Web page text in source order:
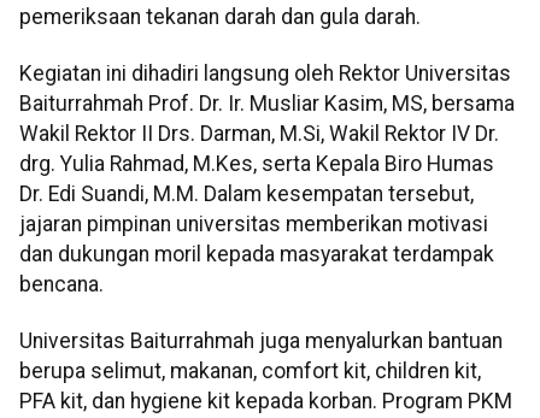
pemeriksaan tekanan darah dan gula darah.
Kegiatan ini dihadiri langsung oleh Rektor Universitas
Baiturrahmah Prof. Dr. Ir. Musliar Kasim, MS, bersama
Wakil Rektor II Drs. Darman, M.Si, Wakil Rektor IV Dr.
drg. Yulia Rahmad, M.Kes, serta Kepala Biro Humas
Dr. Edi Suandi, M.M. Dalam kesempatan tersebut,
jajaran pimpinan universitas memberikan motivasi
dan dukungan moril kepada masyarakat terdampak
bencana.
Universitas Baiturrahmah juga menyalurkan bantuan
berupa selimut, makanan, comfort kit, children kit,
PFA kit, dan hygiene kit kepada korban. Program PKM